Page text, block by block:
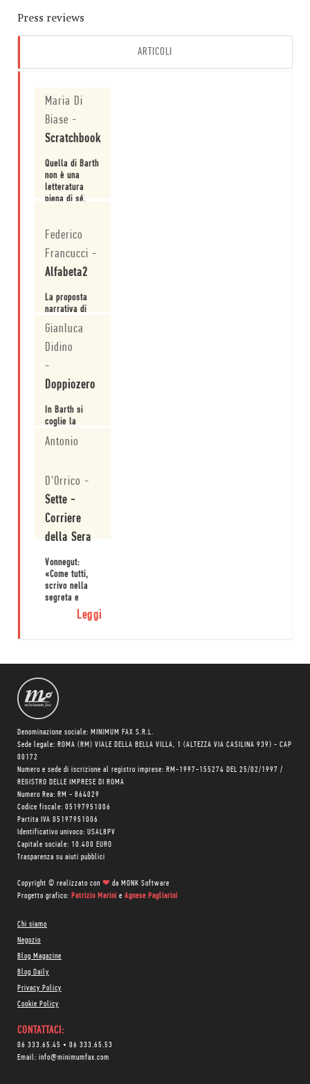
Press reviews
ARTICOLI
Maria Di
Biase -
Scratchbook
Quella di Barth
non è una
letteratura
piena di sé,
stessa.
Federico
Francucci -
Alfabeta2
La proposta
narrativa di
John Barth ha
dato risultati
così alti, e
potenzialmente
utili, che
sarebbe
doveroso,
quantomeno,
conoscerla
meglio.
Gianluca
Didino
-
Doppiozero
In Barth si
coglie la
come scriveva
della
letteratura non
si possono mai
esaurire
possibile
un solo libro.
Antonio
D'Orrico -
Sette -
Corriere
della Sera
Vonnegut:
«Come tutti,
scrivo nella
segreta e
utopistica
speranza di
«Non tutti,
Kurt, ad alcuni
basta riuscire
a raccontare
una storia».
Leggi
Denominazione sociale: MINIMUM FAX S.R.L.
Sede legale: ROMA (RM) VIALE DELLA BELLA VILLA, 1 (ALTEZZA VIA CASILINA 939) - CAP
00172
Numero e sede di iscrizione al registro imprese: RM-1997-155274 DEL 25/02/1997 /
REGISTRO DELLE IMPRESE DI ROMA
Numero Rea: RM - 864029
Codice fiscale: 05197951006
Partita IVA 05197951006
Identificativo univoco: USAL8PV
Capitale sociale: 10.400 EURO
Trasparenza su aiuti pubblici
Copyright © realizzato con ❤ da MONK Software
Progetto grafico: Patrizio Marini e Agnese Pagliarini
Chi siamo
Negozio
Blog Magazine
Blog Daily
Privacy Policy
Cookie Policy
CONTATTACI:
06 333.65.45 • 06 333.65.53
Email: info@minimumfax.com